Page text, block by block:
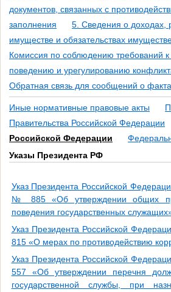
документов, связанных с
заполнения
5. Сведения о доходах,
имуществе и обязательствах
Комиссия по соблюдению требований
поведению и урегулированию
Обратная связь для сообщений о
Иные нормативные правовые акты
Правительства Российской Федерации
Российской Федерации
Указы Президента РФ
Указ Президента Российской
№ 885 «Об утверждении общих
поведения государственных
Указ Президента Российской
815 «О мерах по противодействию
Указ Президента Российской
557 «Об утверждении перечня
государственной службы, при